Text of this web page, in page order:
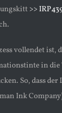
>>
vollendet ist,
in die
So, dass
Ink